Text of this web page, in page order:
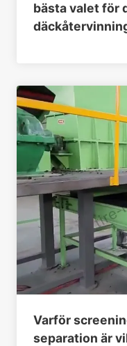
bästa valet för
Varför
separation är